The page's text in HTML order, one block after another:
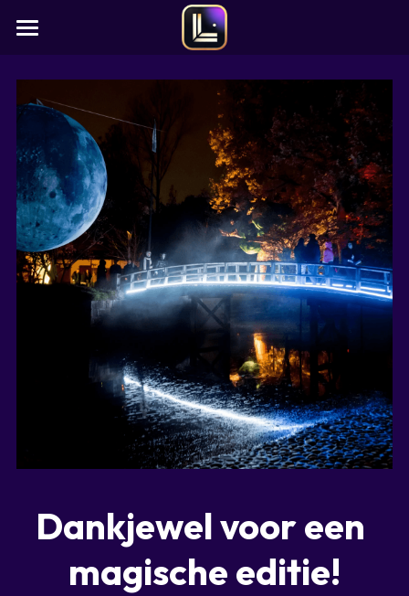
Contact
FAQ
TICKETS 2026
Dankjewel voor een
magische editie!